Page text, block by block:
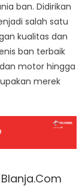
ban. Didirikan
salah satu
kualitas dan
ban terbaik
motor hingga
merek